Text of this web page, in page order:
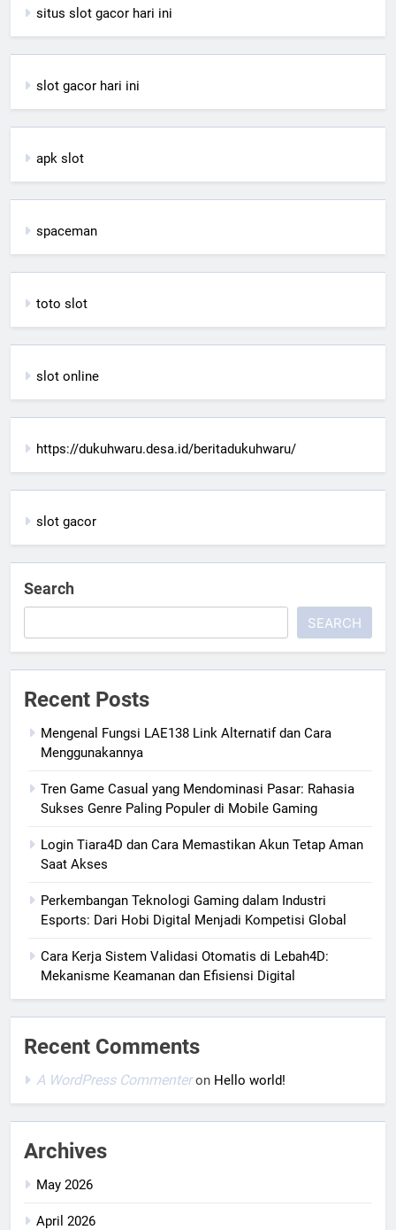
situs slot gacor hari ini
slot gacor hari ini
apk slot
spaceman
toto slot
slot online
https://dukuhwaru.desa.id/beritadukuhwaru/
slot gacor
Search
SEARCH
Recent Posts
Mengenal Fungsi LAE138 Link Alternatif dan Cara
Menggunakannya
Tren Game Casual yang Mendominasi Pasar: Rahasia
Sukses Genre Paling Populer di Mobile Gaming
Login Tiara4D dan Cara Memastikan Akun Tetap Aman
Saat Akses
Perkembangan Teknologi Gaming dalam Industri
Esports: Dari Hobi Digital Menjadi Kompetisi Global
Cara Kerja Sistem Validasi Otomatis di Lebah4D:
Mekanisme Keamanan dan Efisiensi Digital
Recent Comments
A WordPress Commenteron Hello world!
Archives
May 2026
April 2026